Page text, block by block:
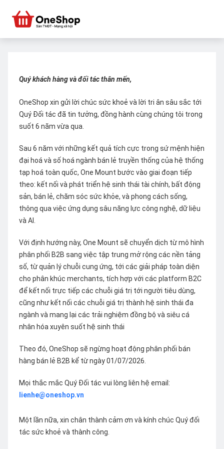
Quý khách hàng và đối tác thân mến,
OneShop xin gửi lời chúc sức khoẻ và lời tri ân sâu sắc tới
Quý Đối tác đã tin tưởng, đồng hành cùng chúng tôi trong
suốt 6 năm vừa qua.
Sau 6 năm với những kết quả tích cực trong sứ mệnh hiện
đại hoá và số hoá ngành bán lẻ truyền thống của hệ thống
tạp hoá toàn quốc, One Mount bước vào giai đoạn tiếp
theo: kết nối và phát triển hệ sinh thái tài chính, bất động
sản, bán lẻ, chăm sóc sức khỏe, và phong cách sống,
thông qua việc ứng dụng sâu năng lực công nghệ, dữ liệu
và AI.
Với định hướng này, One Mount sẽ chuyển dịch từ mô hình
phân phối B2B sang việc tập trung mở rộng các nền tảng
số, từ quản lý chuỗi cung ứng, tới các giải pháp toàn diện
cho phân khúc merchants, tích hợp với các platform B2C
để kết nối trực tiếp các chuỗi giá trị tới người tiêu dùng,
cũng như kết nối các chuỗi giá trị thành hệ sinh thái đa
ngành và mang lại các trải nghiệm đồng bộ và siêu cá
nhân hóa xuyên suốt hệ sinh thái
Theo đó, OneShop sẽ ngừng hoạt động phân phối bán
hàng bán lẻ B2B kể từ ngày 01/07/2026.
Mọi thắc mắc Quý Đối tác vui lòng liên hệ email:
lienhe@oneshop.vn
Một lần nữa, xin chân thành cảm ơn và kính chúc Quý đối
tác sức khoẻ và thành công.